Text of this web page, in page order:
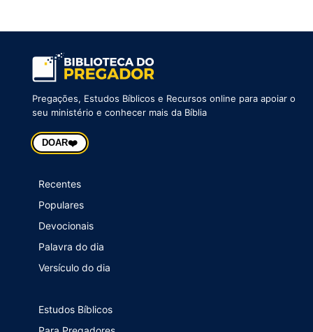
Pregações, Estudos Bíblicos e Recursos online para apoiar o
seu ministério e conhecer mais da Bíblia
DOAR❤️
Recentes
Populares
Devocionais
Palavra do dia
Versículo do dia
Estudos Bíblicos